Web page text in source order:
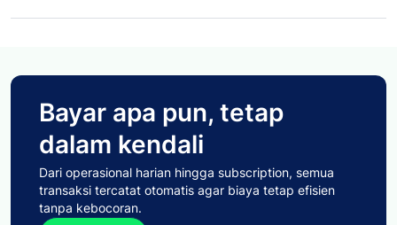
Bayar apa pun, tetap
dalam kendali
Dari operasional harian hingga subscription, semua
transaksi tercatat otomatis agar biaya tetap efisien
tanpa kebocoran.